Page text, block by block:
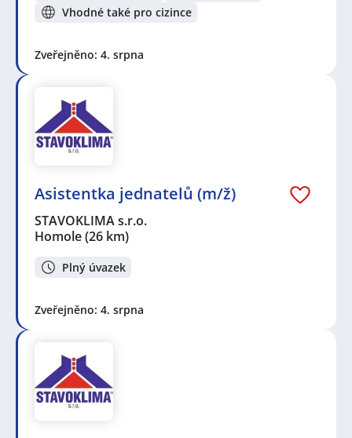
Vhodné také pro cizince
Zveřejněno: 4. srpna
Asistentka jednatelů (m/ž)
STAVOKLIMA s.r.o.
Homole(26 km)
Plný úvazek
Zveřejněno: 4. srpna